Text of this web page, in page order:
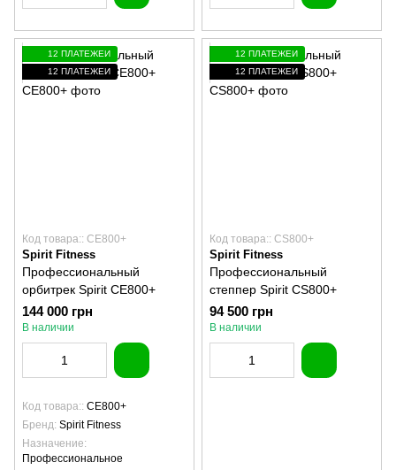
12 ПЛАТЕЖЕЙ
12 ПЛАТЕЖЕЙ
Код товара:: CE800+
Spirit Fitness
Профессиональный
орбитрек Spirit CE800+
144 000 грн
В наличии
Код товара: CE800+
Бренд Spirit Fitness
Назначение
Профессиональное
12 ПЛАТЕЖЕЙ
12 ПЛАТЕЖЕЙ
Код товара:: CS800+
Spirit Fitness
Профессиональный
степпер Spirit CS800+
94 500 грн
В наличии